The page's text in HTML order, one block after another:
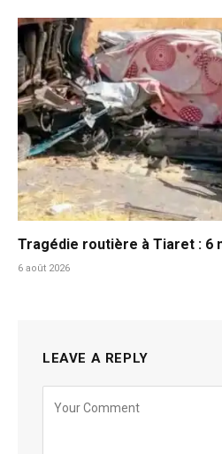
Tragédie routière à Tiaret : 6
6 août 2026
LEAVE A REPLY